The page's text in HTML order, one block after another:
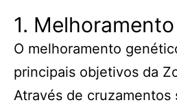
1.
O melhoramento
principais objetivos da
Através de cruzamentos